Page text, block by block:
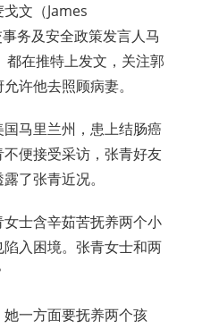
文（James
务及安全政策发言人马
在推特上发文，关注郭
许他去照顾病妻。
马里兰州，患上结肠癌
便接受采访，张青好友
了张青近况。
士含辛茹苦抚养两个小
入困境。张青女士和两
一方面要抚养两个孩